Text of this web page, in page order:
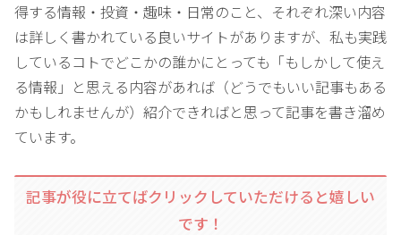
得する情報・投資・趣味・日常のこと、それぞれ深い内容
は詳しく書かれている良いサイトがありますが、私も実践
しているコトでどこかの誰かにとっても「もしかして使え
る情報」と思える内容があれば（どうでもいい記事もある
かもしれませんが）紹介できればと思って記事を書き溜め
ています。
記事が役に立てばクリックしていただけると嬉しい
です！